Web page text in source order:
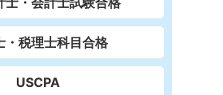
・税理士科目合格
USCPA